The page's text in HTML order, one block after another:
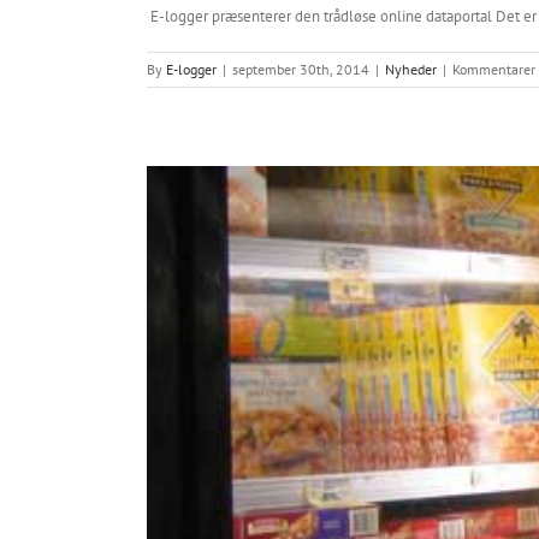
E-logger præsenterer den trådløse online dataportal Det
By E-logger | september 30th, 2014 | Nyheder |